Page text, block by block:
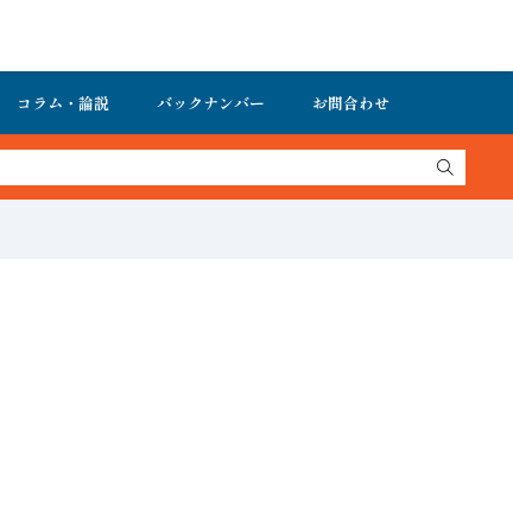
コラム・論説 バックナンバー お問合わせ